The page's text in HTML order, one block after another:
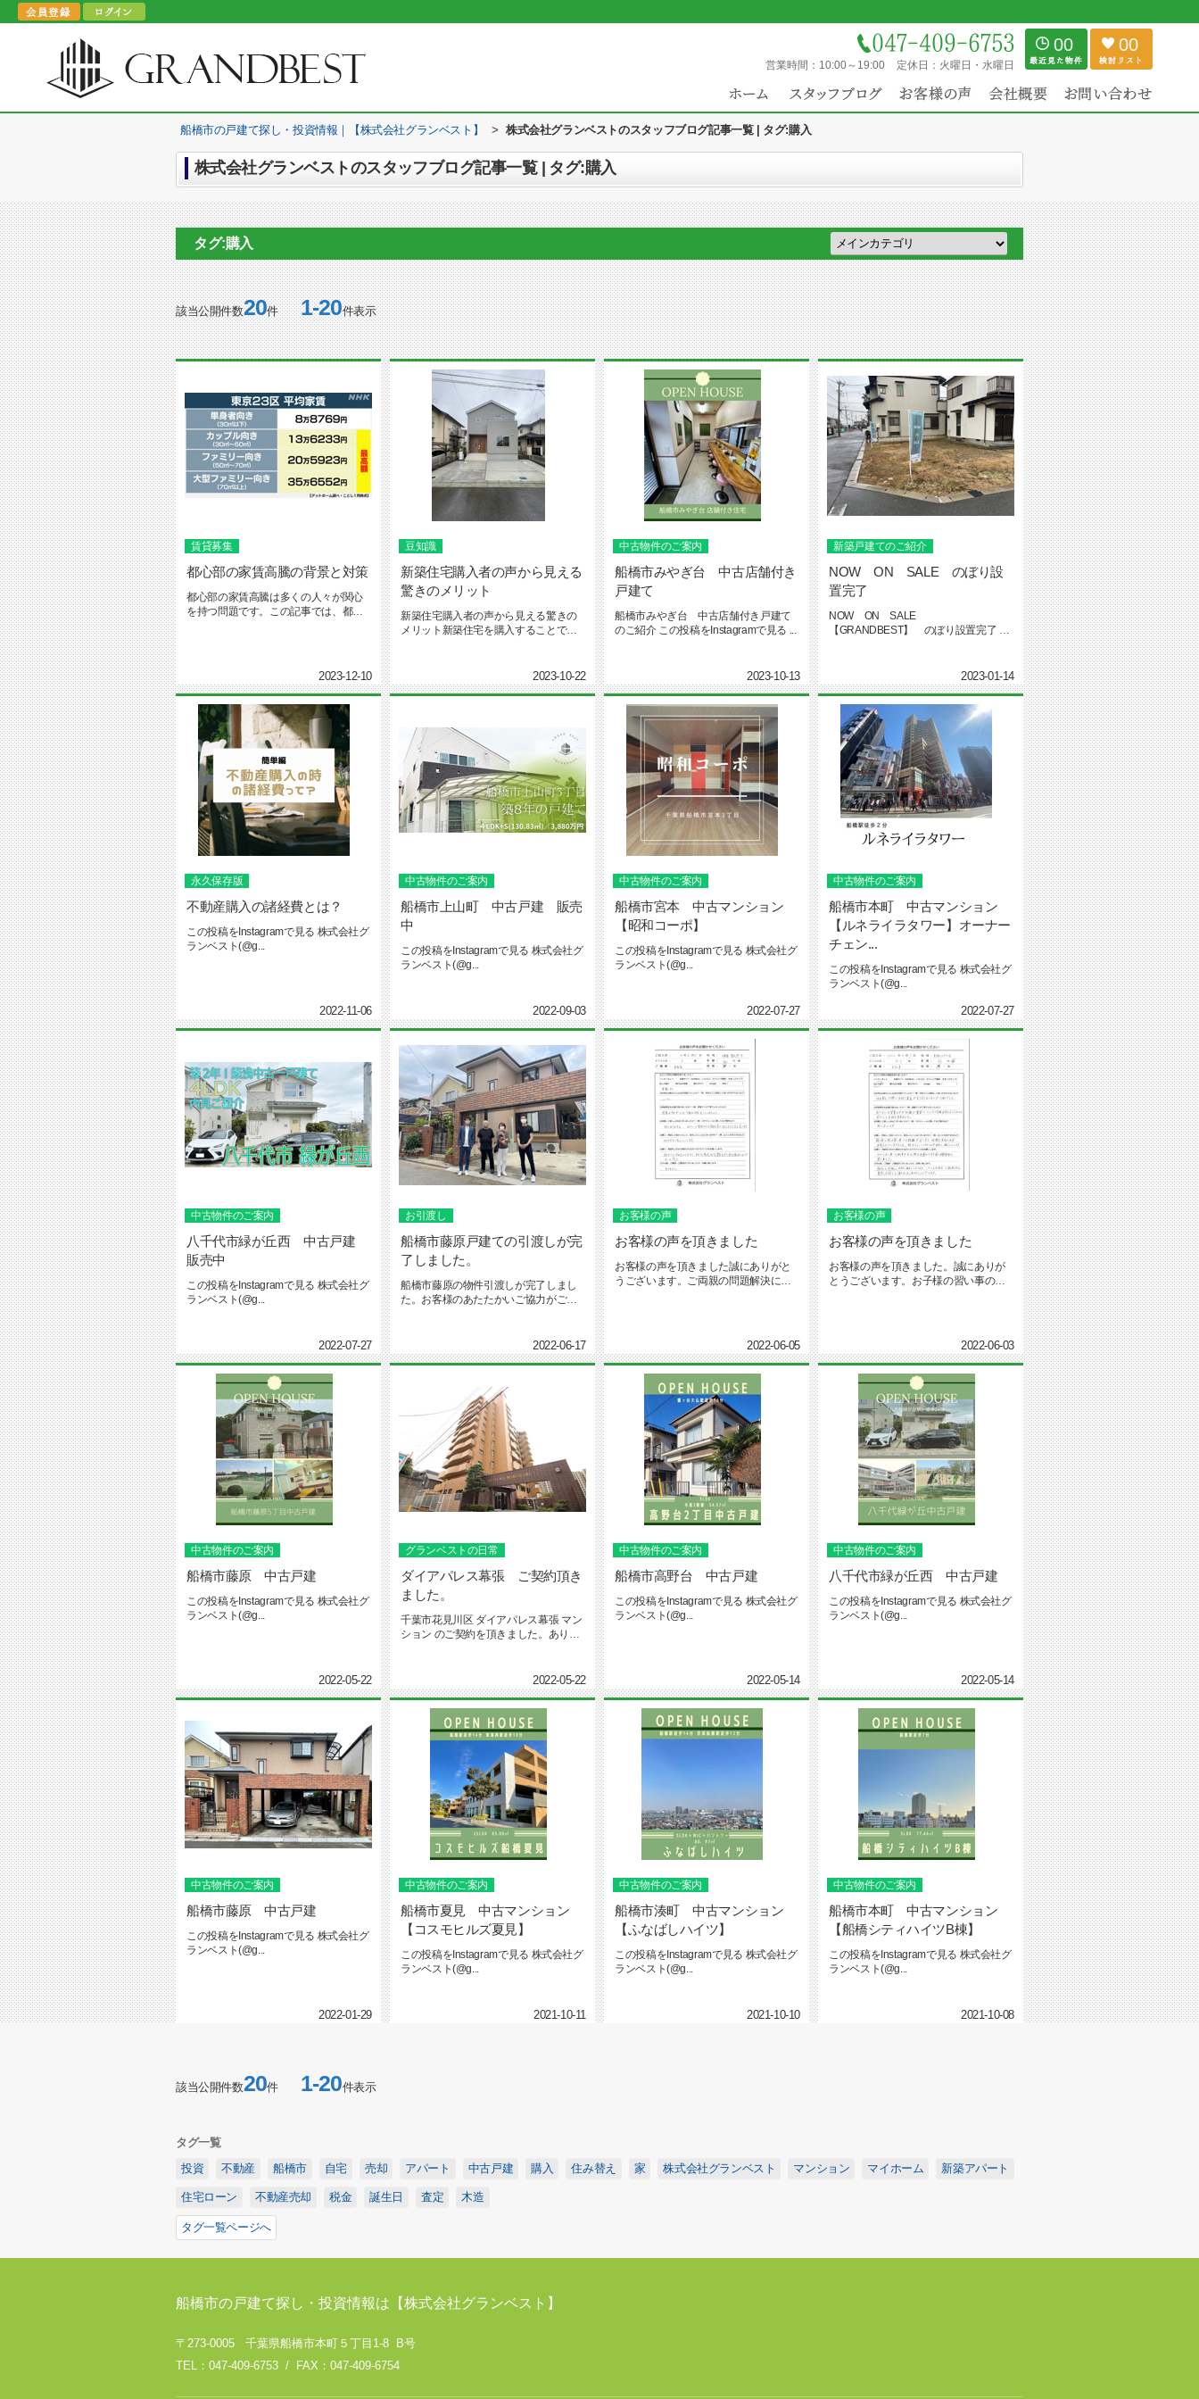
営業時間： 10:00～19:00 定休日： 火曜日・水曜日
00 00
船橋市の戸建て探し・投資情報｜【株式会社グランベスト】 > 株式会社グランベストのスタッフブログ記事一覧 | タグ:購入
株式会社グランベストのスタッフブログ記事一覧 | タグ:購入
タグ:購入
該当公開件数20件1-20件表示
賃貸募集
都心部の家賃高騰の背景と対策
都心部の家賃高騰は多くの人々が関心
を持つ問題です。この記事では、都心
2023-12-10
豆知識
新築住宅購入者の声から見える
驚きのメリット
新築住宅購入者の声から見える驚きの
メリット新築住宅を購入することで得
2023-10-22
中古物件のご案内
船橋市みやぎ台 中古店舗付き
戸建て
船橋市みやぎ台 中古店舗付き戸建て
のご紹介 この投稿をInstagramで見る ...
2023-10-13
新築戸建てのご紹介
NOW ON SALE のぼり設
置完了
NOW ON SALE
【GRANDBEST】 のぼり設置完了 市
2023-01-14
永久保存版
不動産購入の諸経費とは？
この投稿をInstagramで見る 株式会社グ
ランベスト(@g...
2022-11-06
中古物件のご案内
船橋市上山町 中古戸建 販売
中
この投稿をInstagramで見る 株式会社グ
ランベスト(@g...
2022-09-03
中古物件のご案内
船橋市宮本 中古マンション
【昭和コーポ】
この投稿をInstagramで見る 株式会社グ
ランベスト(@g...
2022-07-27
中古物件のご案内
船橋市本町 中古マンション
【ルネライラタワー】オーナー
チェン...
この投稿をInstagramで見る 株式会社グ
ランベスト(@g...
2022-07-27
中古物件のご案内
八千代市緑が丘西 中古戸建
販売中
この投稿をInstagramで見る 株式会社グ
ランベスト(@g...
2022-07-27
お引渡し
船橋市藤原戸建ての引渡しが完
了しました。
船橋市藤原の物件引渡しが完了しまし
た。お客様のあたたかいご協力がござ
2022-06-17
お客様の声
お客様の声を頂きました
お客様の声を頂きました誠にありがと
うございます。ご両親の問題解決に息
2022-06-05
お客様の声
お客様の声を頂きました
お客様の声を頂きました。誠にありが
とうございます。お子様の習い事の送
2022-06-03
中古物件のご案内
船橋市藤原 中古戸建
この投稿をInstagramで見る 株式会社グ
ランベスト(@g...
2022-05-22
グランベストの日常
ダイアパレス幕張 ご契約頂き
ました。
千葉市花見川区 ダイアパレス幕張 マン
ション のご契約を頂きました。ありが
2022-05-22
中古物件のご案内
船橋市高野台 中古戸建
この投稿をInstagramで見る 株式会社グ
ランベスト(@g...
2022-05-14
中古物件のご案内
八千代市緑が丘西 中古戸建
この投稿をInstagramで見る 株式会社グ
ランベスト(@g...
2022-05-14
中古物件のご案内
船橋市藤原 中古戸建
この投稿をInstagramで見る 株式会社グ
ランベスト(@g...
2022-01-29
中古物件のご案内
船橋市夏見 中古マンション
【コスモヒルズ夏見】
この投稿をInstagramで見る 株式会社グ
ランベスト(@g...
2021-10-11
中古物件のご案内
船橋市湊町 中古マンション
【ふなばしハイツ】
この投稿をInstagramで見る 株式会社グ
ランベスト(@g...
2021-10-10
中古物件のご案内
船橋市本町 中古マンション
【船橋シティハイツB棟】
この投稿をInstagramで見る 株式会社グ
ランベスト(@g...
2021-10-08
該当公開件数20件1-20件表示
タグ一覧
投資
不動産 船橋市 自宅 売却 アパート 中古戸建 購入 住み替え 家 株式会社グランベスト マンション マイホーム 新築アパート
住宅ローン 不動産売却 税金 誕生日 査定 木造
タグ一覧ページへ
船橋市の戸建て探し・投資情報は【株式会社グランベスト】
〒273-0005 千葉県船橋市本町５丁目1-8 B号
TEL：047-409-6753 / FAX：047-409-6754